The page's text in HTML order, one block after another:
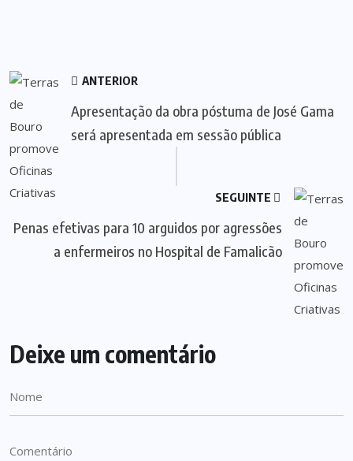
ANTERIOR
Apresentação da obra póstuma de José Gama
será apresentada em sessão pública
SEGUINTE
Penas efetivas para 10 arguidos por agressões
a enfermeiros no Hospital de Famalicão
Deixe um comentário